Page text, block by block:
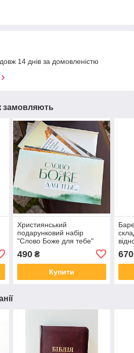
14 днів за домовленістю
замовляють
Християнський
подарунковий набір
"Слово Боже для тебе"
490₴
Купити
670